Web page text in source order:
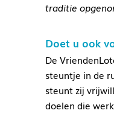
traditie
Doet u ook
De
steuntje in de
steunt zij
doelen die